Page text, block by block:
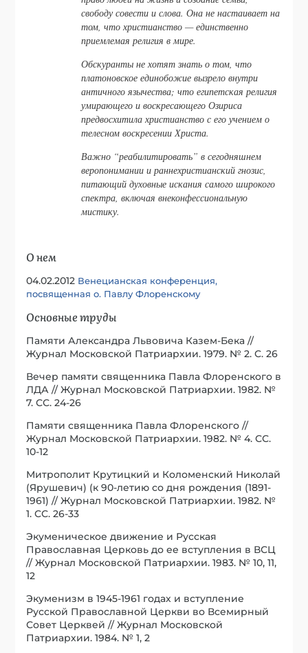
свободу совести и слова. Она не настаивает на
том, что христианство — единственно
приемлемая религия в мире.
Обскуранты не хотят знать о том, что
платоновское единобожие вызрело внутри
античного язычества; что египетская религия
умирающего и воскресающего Озириса
предвосхитила христианство с его учением о
телесном воскресении Христа.
Важно “реабилитировать” в сегодняшнем
веропонимании и раннехристианский гнозис,
питающий духовные искания самого широкого
спектра, включая внеконфессиональную
мистику.
О нем
04.02.2012 Венецианская конференция,
посвященная о. Павлу Флоренскому
Основные труды
Памяти Александра Львовича Казем-Бека //
Журнал Московской Патриархии. 1979. № 2. С. 26
Вечер памяти священника Павла Флоренского в
ЛДА // Журнал Московской Патриархии. 1982. №
7. СС. 24-26
Памяти священника Павла Флоренского //
Журнал Московской Патриархии. 1982. № 4. СС.
10-12
Митрополит Крутицкий и Коломенский Николай
(Ярушевич) (к 90-летию со дня рождения (1891-
1961) // Журнал Московской Патриархии. 1982. №
1. СС. 26-33
Экуменическое движение и Русская
Православная Церковь до ее вступления в ВСЦ
// Журнал Московской Патриархии. 1983. № 10, 11,
12
Экуменизм в 1945-1961 годах и вступление
Русской Православной Церкви во Всемирный
Совет Церквей // Журнал Московской
Патриархии. 1984. № 1, 2